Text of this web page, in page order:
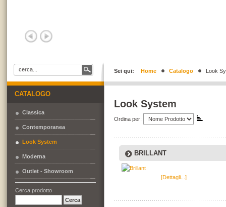
Sei qui: Home Catalogo Look
Look System
Ordina per:
BRILLANT
[Dettagli...]
CATALOGO
Classica
Contemporanea
Look System
Moderna
Outlet - Showroom
Cerca prodotto